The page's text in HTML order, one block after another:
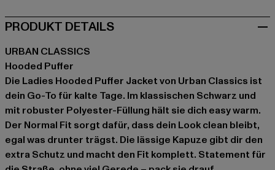
PRODUKT DETAILS
URBAN CLASSICS
Hooded Puffer
Die Ladies Hooded Puffer Jacket von Urban Classics ist
dein Go-To für kalte Tage. Im klassischen Schwarz und
mit robuster Polyester-Füllung hält sie dich easy warm.
Der Normal Fit sorgt dafür, dass dein Look clean bleibt,
egal was drunter trägst. Die lässige Kapuze gibt dir den
extra Schutz und macht den Fit komplett. Statement für